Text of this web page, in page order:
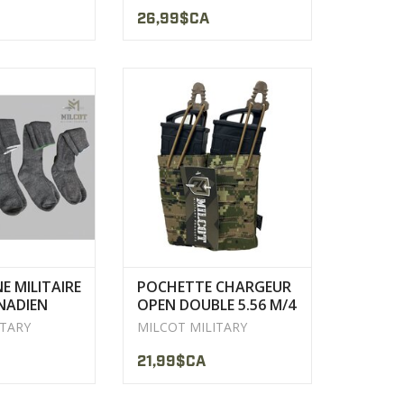
26,99$CA
Canada
unisexes
PRODUIT
MILITAIRE
Construction : Cordura enduit
PU*2 DWR 600 deniers
Fil de nylon composite à haute
résistance à la traction
AFFICHER LE PRODUIT
POCHETTE CHARGEUR
OPEN DOUBLE 5.56 M/4
LASER-CUT MILCOT
MILCOT MILITARY
21,99$CA